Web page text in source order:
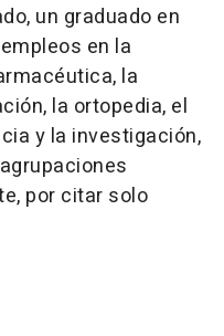
un graduado en
en la
la
la ortopedia, el
y la investigación,
por citar solo